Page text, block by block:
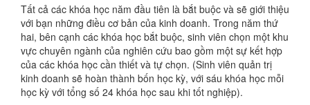
Tất cả các khóa học năm đầu tiên là bắt buộc và sẽ giới thiệu
với bạn những điều cơ bản của kinh doanh. Trong năm thứ
hai, bên cạnh các khóa học bắt buộc, sinh viên chọn một khu
vực chuyên ngành của nghiên cứu bao gồm một sự kết hợp
của các khóa học cần thiết và tự chọn. (Sinh viên quản trị
kinh doanh sẽ hoàn thành bốn học kỳ, với sáu khóa học mỗi
học kỳ với tổng số 24 khóa học sau khi tốt nghiệp).